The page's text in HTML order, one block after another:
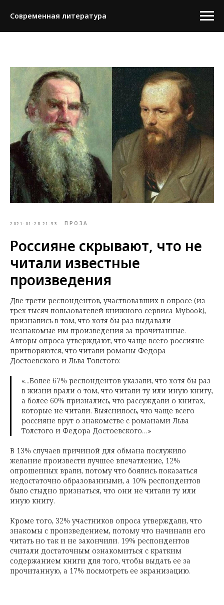
Современная литература
2021-01-28 21:33 ПРОЗА
Россияне скрывают, что не
читали известные
произведения
Две трети респондентов, участвовавших в опросе (из
трех тысяч пользователей книжного сервиса Mybook),
признались в том, что хотя бы раз выдавали
незнакомые им произведения за прочитанные.
Авторы опроса утверждают, что чаще всего россияне
притворяются, что читали романы Федора
Достоевского и Льва Толстого:
«...Более 67% респондентов указали, что хотя бы раз
в жизни врали о том, что читали ту или иную книгу,
а более 60% признались, что рассуждали о книгах,
которые не читали. Выяснилось, что чаще всего
россияне врут о знакомстве с романами Льва
Толстого и Федора Достоевского…»
В 13% случаев причиной для обмана послужило
желание произвести лучшее впечатление, 12%
опрошенных врали, потому что боялись показаться
недостаточно образованными, а 10% респондентов
было стыдно признаться, что они не читали ту или
иную книгу.
Кроме того, 32% участников опроса утверждали, что
знакомы с произведением, потому что начинали его
читать но так и не закончили. 19% респондентов
считали достаточным ознакомиться с кратким
содержанием книги для того, чтобы выдать ее за
прочитанную, а 17% посмотреть ее экранизацию.